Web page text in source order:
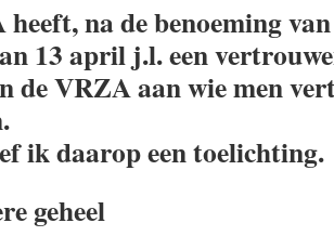
na de benoeming
13 april j.l. een
de VRZA aan wie men
ik daarop een toelichting.
geheel